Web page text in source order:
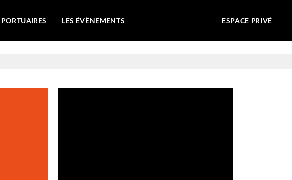
LES ÉVÈNEMENTS ESPACE PRIVÉ